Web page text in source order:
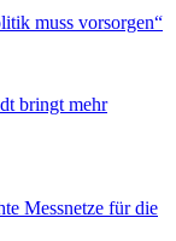
muss vorsorgen“
bringt mehr
Messnetze für die